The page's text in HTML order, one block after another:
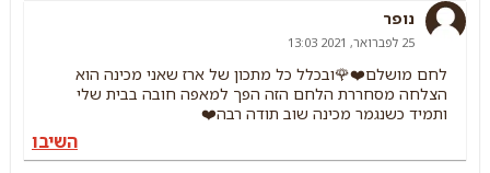
נופר
25 לפברואר, 2021 13:03
לחם מושלם❤️🌹ובכלל כל מתכון של ארז שאני מכינה הוא
הצלחה מסחררת הלחם הזה הפך למאפה חובה בבית שלי
ותמיד כשנגמר מכינה שוב תודה רבה❤️
השיבו